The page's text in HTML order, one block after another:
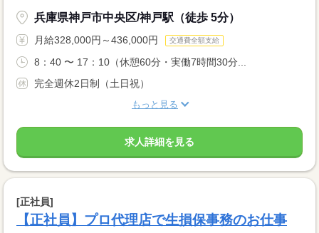
兵庫県神戸市中央区/神戸駅（徒歩 5分）
月給328,000円～436,000円 交通費全額支給
8：40 〜 17：10（休憩60分・実働7時間30分...
完全週休2日制（土日祝）
もっと見る
求人詳細を見る
[正社員]
【正社員】プロ代理店で生損保事務のお仕事